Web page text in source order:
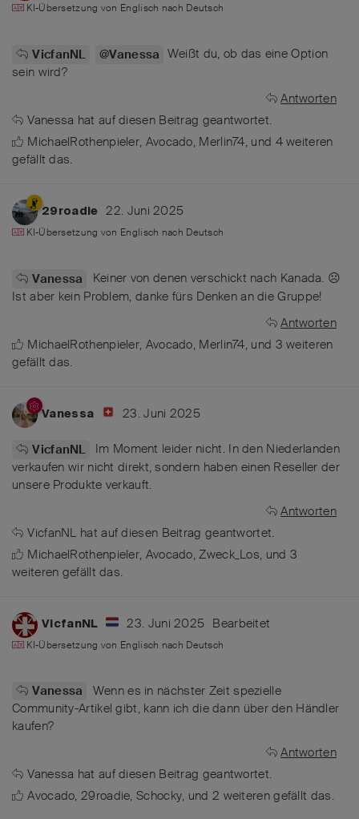
KI-Übersetzung von Englisch nach Deutsch
VicfanNL @Vanessa Weißt du, ob das eine Option
sein wird?
Antworten
Vanessa hat auf diesen Beitrag geantwortet.
MichaelRothenpieler, Avocado, Merlin74, und 4weiteren
gefällt das.
29roadie 22. Juni 2025
KI-Übersetzung von Englisch nach Deutsch
Vanessa
Keiner von denen verschickt nach Kanada. ☹️
Ist aber kein Problem, danke fürs Denken an die Gruppe!
Antworten
MichaelRothenpieler, Avocado, Merlin74, und 3 weiteren
gefällt das.
Vanessa 23. Juni 2025
VicfanNL
Im Moment leider nicht. In den Niederlanden
verkaufen wir nicht direkt, sondern haben einen Reseller der
unsere Produkte verkauft.
Antworten
VicfanNL hat auf diesen Beitrag geantwortet.
MichaelRothenpieler, Avocado,Zweck_Los, und 3
weiteren gefällt das.
VicfanNL 23. Juni 2025 Bearbeitet
KI-Übersetzung von Englisch nach Deutsch
Vanessa
Wenn es in nächster Zeit spezielle
Community-Artikel gibt, kann ich die dann über den Händler
kaufen?
Antworten
Vanessa hat auf diesen Beitrag geantwortet.
Avocado,29roadie,Schocky, und 2 weiterengefällt das.